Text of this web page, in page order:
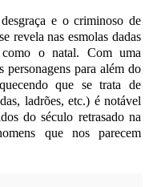
e o criminoso de
revela nas esmolas dadas
como o natal. Com uma
personagens para além do
que se trata de
ladrões, etc.) é notável
do século retrasado na
que nos parecem